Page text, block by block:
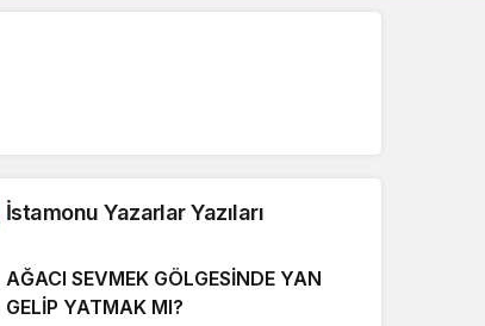
İstamonu Yazarlar Yazıları
AĞACI SEVMEK GÖLGESİNDE YAN
GELİP YATMAK MI?